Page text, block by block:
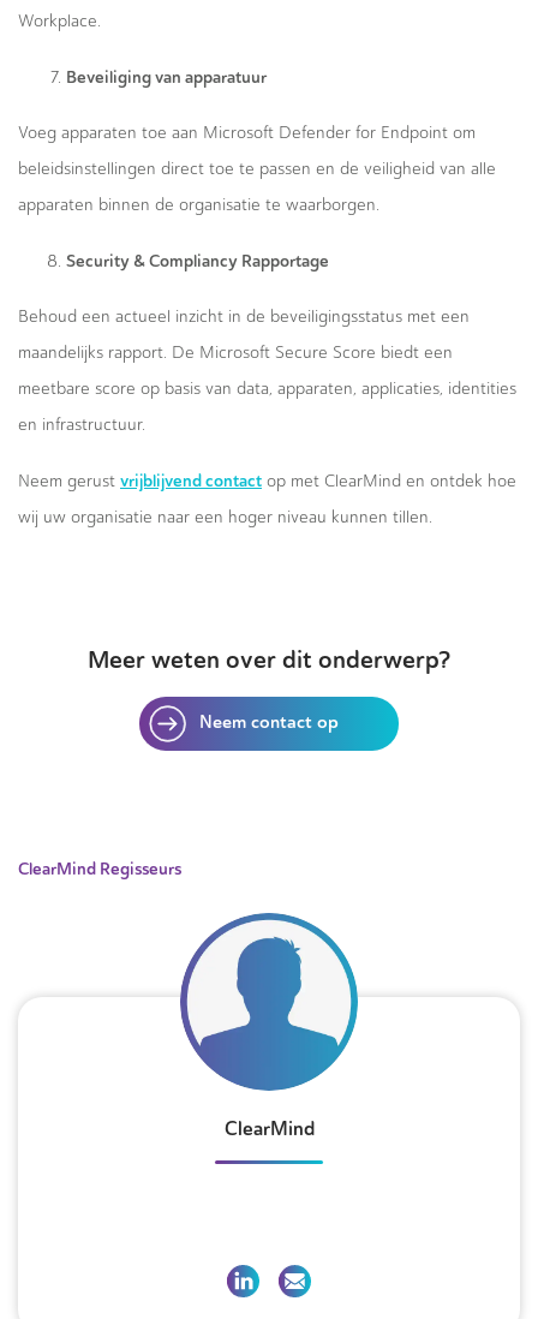
Workplace.
Beveiliging van apparatuur
Voeg apparaten toe aan Microsoft Defender for Endpoint om
beleidsinstellingen direct toe te passen en de veiligheid van alle
apparaten binnen de organisatie te waarborgen.
Security & Compliancy Rapportage
Behoud een actueel inzicht in de beveiligingsstatus met een
maandelijks rapport. De Microsoft Secure Score biedt een
meetbare score op basis van data, apparaten, applicaties, identities
en infrastructuur.
Neem gerust vrijblijvend contact op met ClearMind en ontdek hoe
wij uw organisatie naar een hoger niveau kunnen tillen.
Meer weten over dit onderwerp?
Neem contact op
ClearMind Regisseurs
ClearMind